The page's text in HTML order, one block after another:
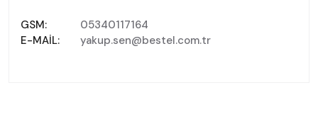
GSM:
05340117164
E-MAIL:
yakup.sen@bestel.com.tr